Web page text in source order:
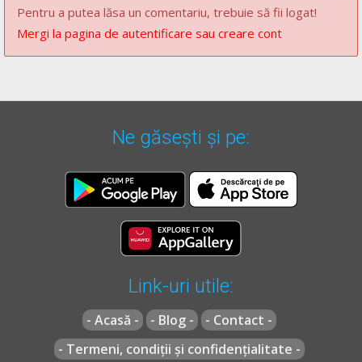
Regulament** - Articolul 107
conducătorii de vehicule trebuie să se încadreze pe
puţin 50 m înainte de intersecţie şi sunt obligaţi să
respecte semnificaţia indicatoarelor şi marcajelor.
Regulament** - Articolul 77
Marcajul longitudinal format dintr-o linie continuă
simplă sau dublă interzice încălcarea acestuia.
Pentru a putea lăsa un comentariu, trebuie să fii logat!
Mergi la pagina de autentificare sau creare cont
Ne găsești și pe:
Link-uri utile:
- Acasă - - Blog -
- Contact -
- Termeni, condiții și confidențialitate -